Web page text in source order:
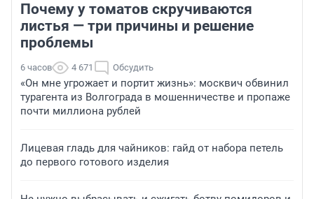
Почему у томатов скручиваются
листья — три причины и решение
проблемы
6 часов 4 671 Обсудить
«Он мне угрожает и портит жизнь»: москвич обвинил
турагента из Волгограда в мошенничестве и пропаже
почти миллиона рублей
Лицевая гладь для чайников: гайд от набора петель
до первого готового изделия